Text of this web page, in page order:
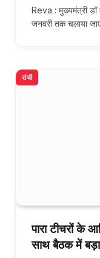
Reva : मुख्यमंत्री डॉ
जनवरी तक चलाया
रांची
पारा टीचरों के
साथ बैठक में